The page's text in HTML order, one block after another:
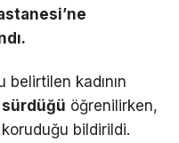
belirtilen kadının
sürdüğü öğrenilirken,
bildirildi.